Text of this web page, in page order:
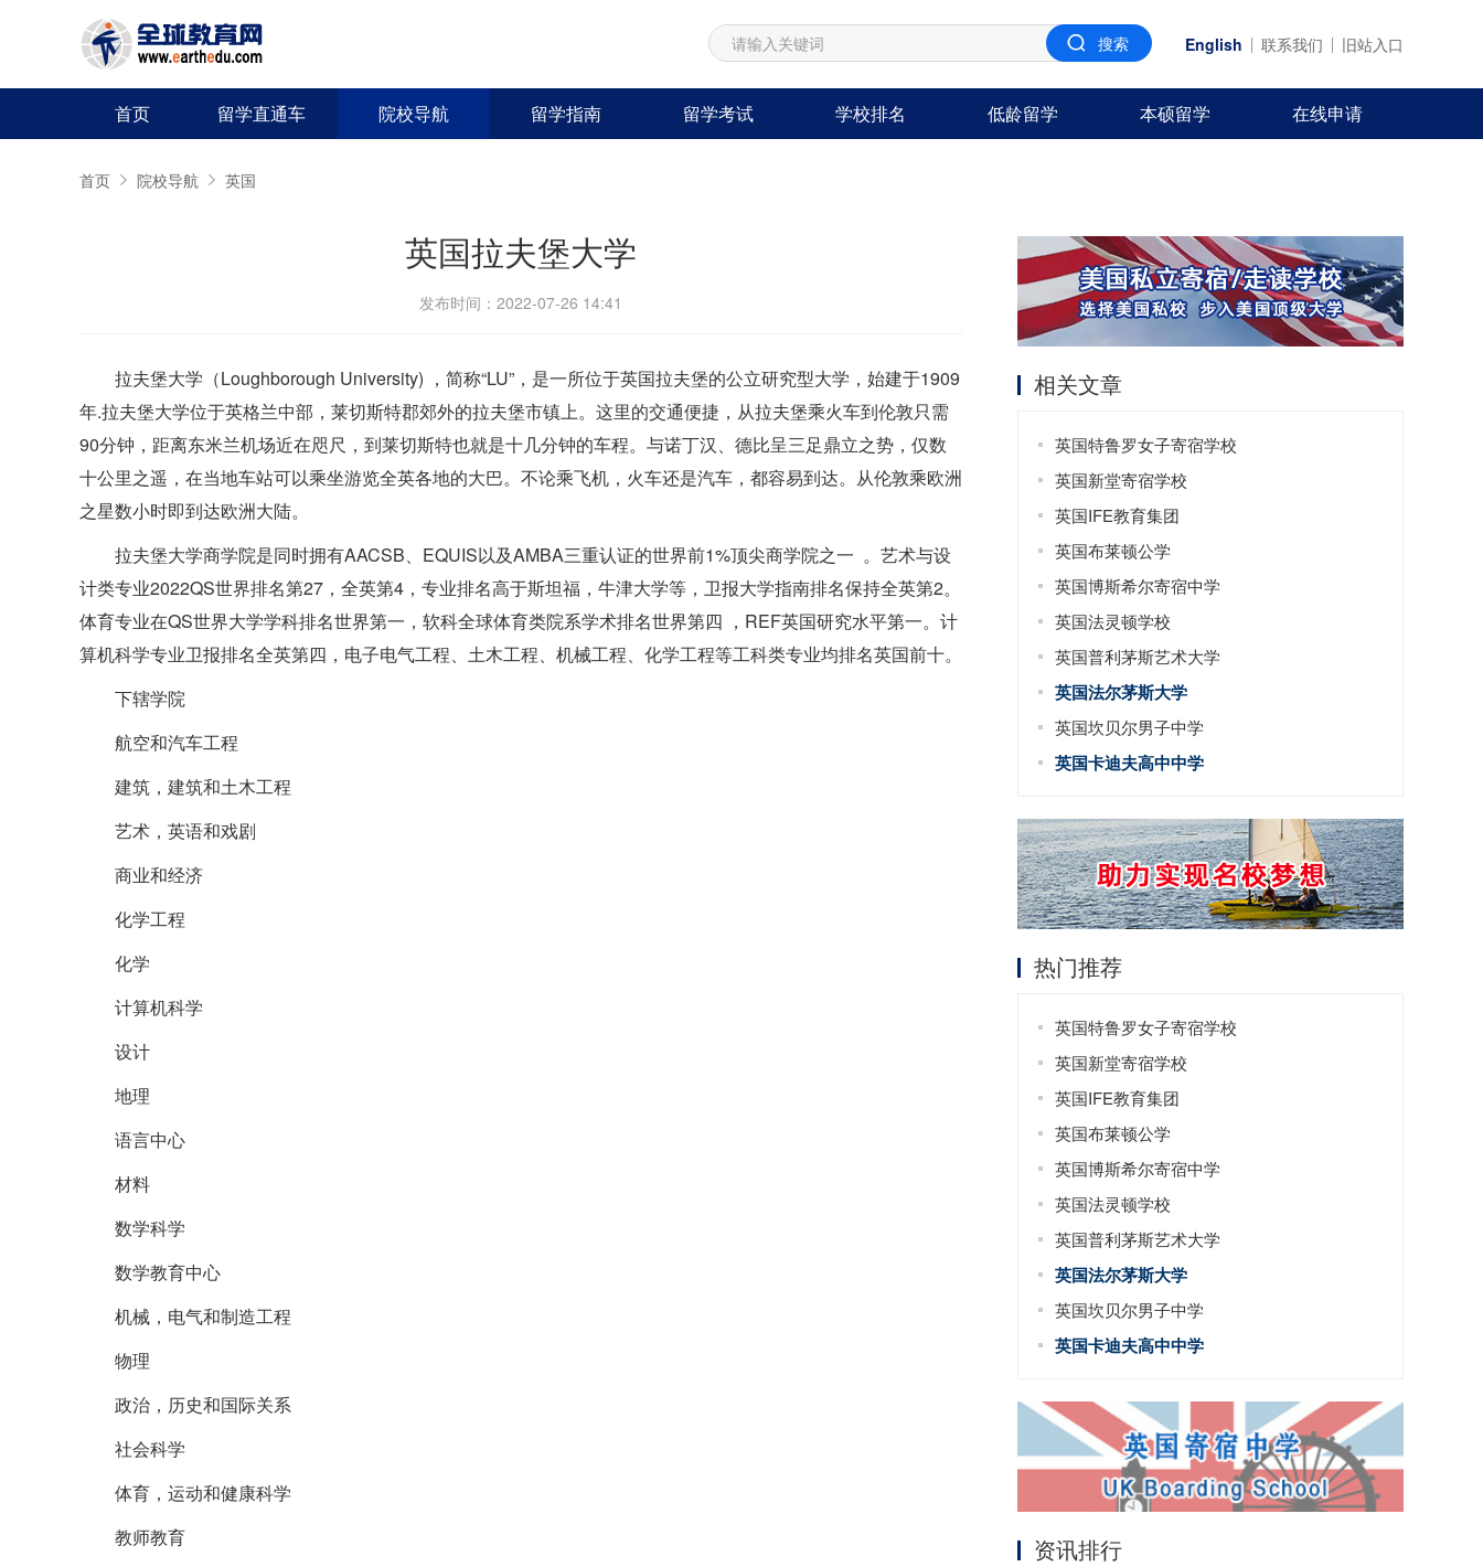
English 联系我们 旧站入口
首页 留学直通车 院校导航 留学指南 留学考试 学校排名 低龄留学 本硕留学 在线申请
首页 院校导航 英国
英国拉夫堡大学
发布时间：2022-07-26 14:41
拉夫堡大学（Loughborough University) ，简称“LU”，是一所位于英国拉夫堡的公立研究型大学，始建于1909
年.拉夫堡大学位于英格兰中部，莱切斯特郡郊外的拉夫堡市镇上。这里的交通便捷，从拉夫堡乘火车到伦敦只需
90分钟，距离东米兰机场近在咫尺，到莱切斯特也就是十几分钟的车程。与诺丁汉、德比呈三足鼎立之势，仅数
十公里之遥，在当地车站可以乘坐游览全英各地的大巴。不论乘飞机，火车还是汽车，都容易到达。从伦敦乘欧洲
之星数小时即到达欧洲大陆。
拉夫堡大学商学院是同时拥有AACSB、EQUIS以及AMBA三重认证的世界前1%顶尖商学院之一 。艺术与设
计类专业2022QS世界排名第27，全英第4，专业排名高于斯坦福，牛津大学等，卫报大学指南排名保持全英第2。
体育专业在QS世界大学学科排名世界第一，软科全球体育类院系学术排名世界第四 ，REF英国研究水平第一。计
算机科学专业卫报排名全英第四，电子电气工程、土木工程、机械工程、化学工程等工科类专业均排名英国前十。
下辖学院
航空和汽车工程
建筑，建筑和土木工程
艺术，英语和戏剧
商业和经济
化学工程
化学
计算机科学
设计
地理
语言中心
材料
数学科学
数学教育中心
机械，电气和制造工程
物理
政治，历史和国际关系
社会科学
体育，运动和健康科学
教师教育
相关文章
英国特鲁罗女子寄宿学校
英国新堂寄宿学校
英国IFE教育集团
英国布莱顿公学
英国博斯希尔寄宿中学
英国法灵顿学校
英国普利茅斯艺术大学
英国法尔茅斯大学
英国坎贝尔男子中学
英国卡迪夫高中中学
热门推荐
英国特鲁罗女子寄宿学校
英国新堂寄宿学校
英国IFE教育集团
英国布莱顿公学
英国博斯希尔寄宿中学
英国法灵顿学校
英国普利茅斯艺术大学
英国法尔茅斯大学
英国坎贝尔男子中学
英国卡迪夫高中中学
资讯排行